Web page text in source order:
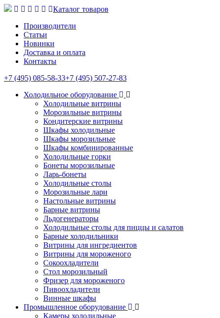
Каталог товаров
Производители
Статьи
Новинки
Доставка и оплата
Контакты
+7 (495) 085-58-33+7 (495) 507-27-83
Холодильное оборудование
Холодильные витрины
Морозильные витрины
Кондитерские витрины
Шкафы холодильные
Шкафы морозильные
Шкафы комбинированные
Холодильные горки
Бонеты морозильные
Ларь-бонеты
Холодильные столы
Морозильные лари
Настольные витрины
Барные витрины
Льдогенераторы
Холодильные столы для пиццы и салатов
Барные холодильники
Витрины для ингредиентов
Витрины для мороженого
Сокоохладители
Стол морозильный
Фризер для мороженого
Пивоохладители
Винные шкафы
Промышленное оборудование
Камеры холодильные